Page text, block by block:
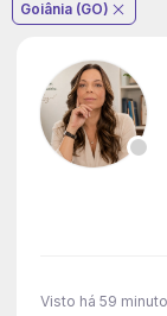
Goiânia (GO)
Visto há 59